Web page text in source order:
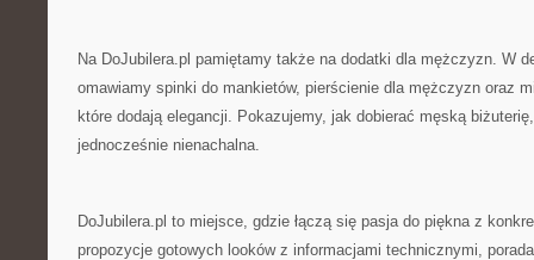
Na DoJubilera.pl pamiętamy także na dodatki dla mężczyzn. W
omawiamy spinki do mankietów, pierścienie dla mężczyzn oraz
które dodają elegancji. Pokazujemy, jak dobierać męską
jednocześnie nienachalna.
DoJubilera.pl to miejsce, gdzie łączą się pasja do piękna z
propozycje gotowych looków z informacjami technicznymi,